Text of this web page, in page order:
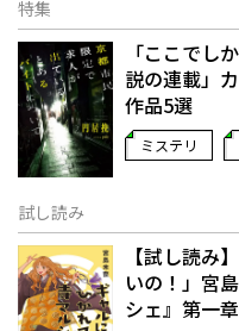
特集
「ここでし
説の連載」
作品5選
ミステリ
試し読み
【試し読み
いの！」宮
シェ』第一